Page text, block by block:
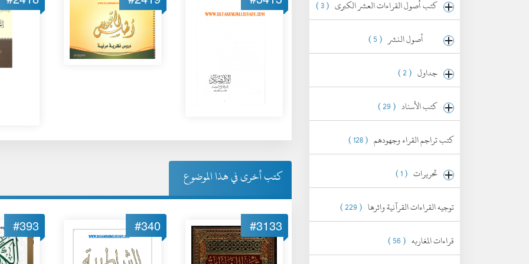
كتب أخرى في هذا الموضوع
#393 #340 #3133
كتب أصول القراءات العشر الكبرى ( 3 )
أصول النشر ( 5 )
جداول ( 2 )
كتب الأسناد ( 29 )
كتب تراجم القراء وجهودهم ( 128 )
تحريرات ( 1 )
توجيه القراءات القرآنية واثرها ( 229 )
قراءات المغاربه ( 56 )